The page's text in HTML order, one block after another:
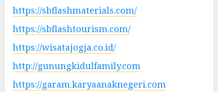
https://sbflashmaterials.com/
https://sbflashtourism.com/
https://wisatajogja.co.id/
http://gunungkidulfamily.com
https://garam.karyaanaknegeri.com